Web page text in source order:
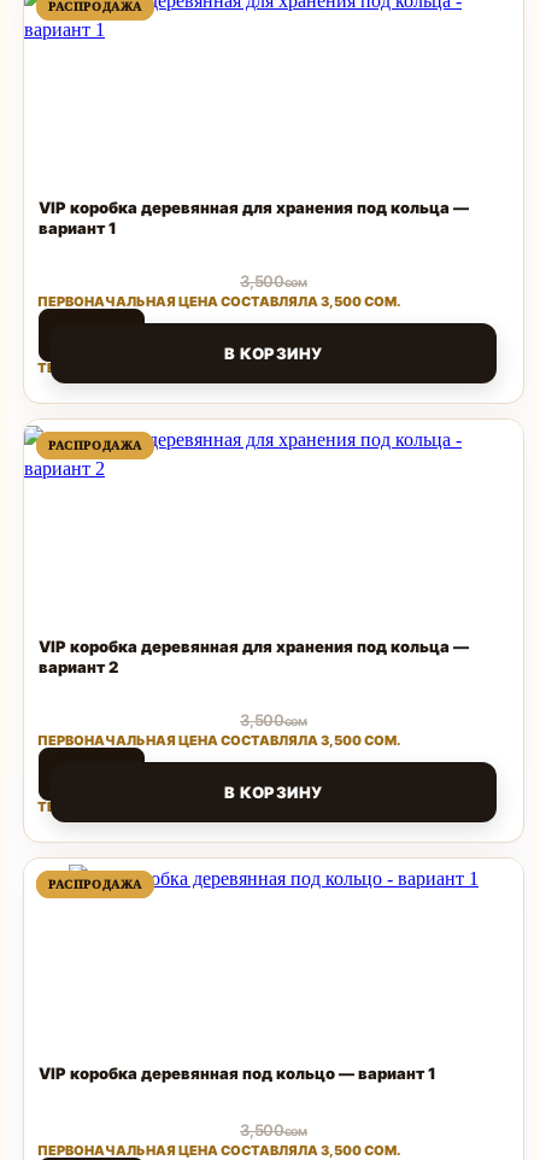
РАСПРОДАЖА ПРОДАВАЕМЫЙ
ТОВАР
РАСПРОДАЖА ПРОДАВАЕМЫЙ
ТОВАР
VIP коробка деревянная для хранения под кольца —
вариант 1
3,500сом
ПЕРВОНАЧАЛЬНАЯ ЦЕНА СОСТАВЛЯЛА 3,500 СОМ.
ТЕКУЩАЯ ЦЕНА: 1,500 СОМ.
В КОРЗИНУ
Поделиться
РАСПРОДАЖА ПРОДАВАЕМЫЙ
ТОВАР
РАСПРОДАЖА ПРОДАВАЕМЫЙ
ТОВАР
VIP коробка деревянная для хранения под кольца —
вариант 2
3,500сом
ПЕРВОНАЧАЛЬНАЯ ЦЕНА СОСТАВЛЯЛА 3,500 СОМ.
ТЕКУЩАЯ ЦЕНА: 1,500 СОМ.
В КОРЗИНУ
Поделиться
РАСПРОДАЖА ПРОДАВАЕМЫЙ
ТОВАР
РАСПРОДАЖА ПРОДАВАЕМЫЙ
ТОВАР
VIP коробка деревянная под кольцо — вариант 1
3,500сом
ПЕРВОНАЧАЛЬНАЯ ЦЕНА СОСТАВЛЯЛА 3,500 СОМ.